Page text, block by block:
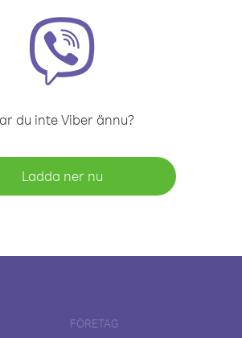
du inte Viber ännu?
Ladda ner nu
FÖRETAG